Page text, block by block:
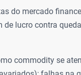
do mercado
lucro contra
commodity se